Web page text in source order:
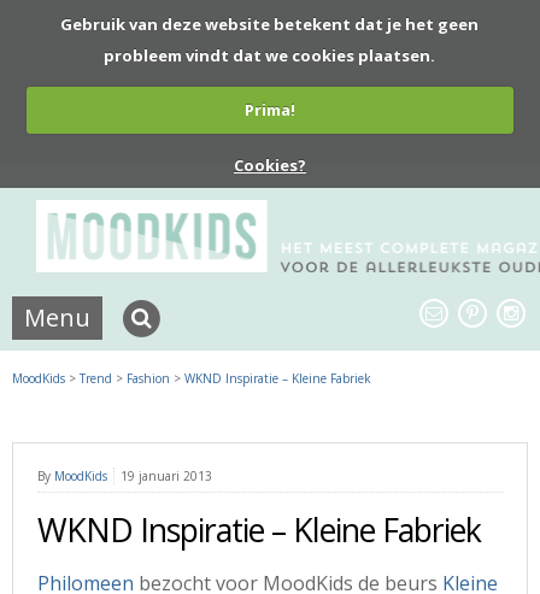
Gebruik van deze website betekent dat je het geen
probleem vindt dat we cookies plaatsen.
Prima!
Cookies?
Menu
MoodKids >Trend > Fashion > WKND Inspiratie – Kleine Fabriek
By MoodKids 19 januari 2013
WKND Inspiratie – Kleine Fabriek
Philomeen bezocht voor MoodKids de beurs Kleine